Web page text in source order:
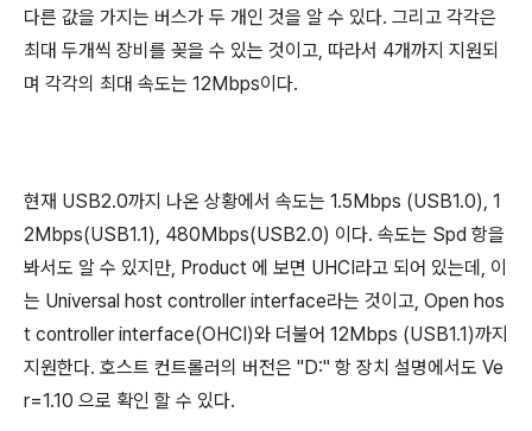
다른 값을 가지는 버스가 두 개인 것을 알 수 있다. 그리고 각각은
최대 두개씩 장비를 꽂을 수 있는 것이고, 따라서 4개까지 지원되
며 각각의 최대 속도는 12Mbps이다.
현재 USB2.0까지 나온 상황에서 속도는 1.5Mbps (USB1.0), 1
2Mbps(USB1.1), 480Mbps(USB2.0) 이다. 속도는 Spd 항을
봐서도 알 수 있지만, Product 에 보면 UHCI라고 되어 있는데, 이
는 Universal host controller interface라는 것이고, Open hos
t controller interface(OHCI)와 더불어 12Mbps (USB1.1)까지
지원한다. 호스트 컨트롤러의 버전은 "D:" 항 장치 설명에서도 Ve
r=1.10 으로 확인 할 수 있다.